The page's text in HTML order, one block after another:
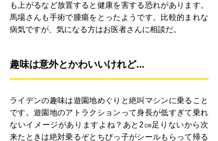
も上がるなど放置すると健康を害する恐れがあります。
馬場さんも手術で腫瘍をとったようです。比較的まれな
病気ですが、気になる方はお医者さんに相談だ。
趣味は意外とかわいいけれど…
ライデンの趣味は遊園地めぐりと絶叫マシンに乗ること
です。遊園地のアトラクションって身長が低すぎて乗れ
ないイメージがありますよね？あと2㎝足りないから次
来たときは絶対乗るぞとちびっ子がシールもらって帰る